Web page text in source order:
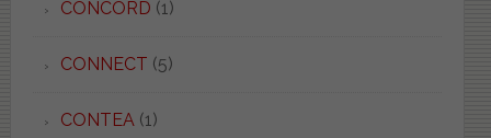
CONCORD (1)
CONNECT (5)
CONTEA (1)